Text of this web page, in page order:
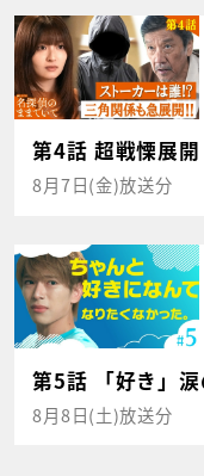
第4話 超戦慄展開
8月7日(金)放送分
第5話 「好き」
8月8日(土)放送分